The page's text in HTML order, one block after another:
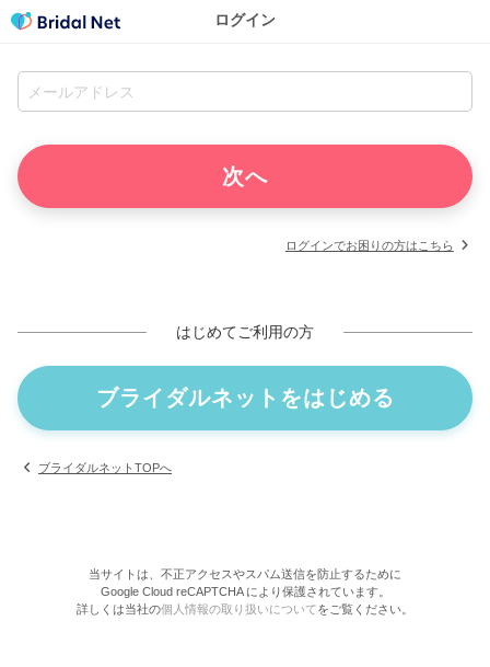
ログイン
ログインでお困りの方はこちら
はじめてご利用の方
ブライダルネットをはじめる
ブライダルネットTOPへ
当サイトは、不正アクセスやスパム送信を防止するために
Google Cloud reCAPTCHA により保護されています。
詳しくは当社の個人情報の取り扱いについてをご覧ください。